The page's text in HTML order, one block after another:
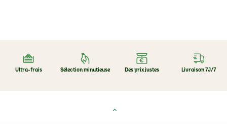
Ultra-frais Sélection minutieuse Des prix justes Livraison 7J/7